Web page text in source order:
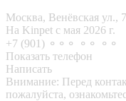
Москва, Венёвская ул., 7
На Kinpet c мая 2026 г.
+7 (901) ⚬⚬⚬ ⚬⚬ ⚬⚬
Показать телефон
Написать
Внимание: Перед
пожалуйста,